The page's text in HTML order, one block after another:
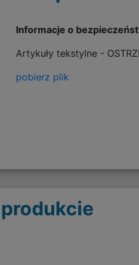
Informacje o
Artykuły tekstylne -
pobierz plik